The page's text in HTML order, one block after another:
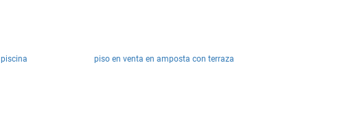
piso en venta en amposta con terraza